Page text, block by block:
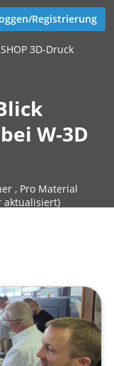
Registrierung
3D-Druck
W-3D
, Pro Material
aktualisiert)